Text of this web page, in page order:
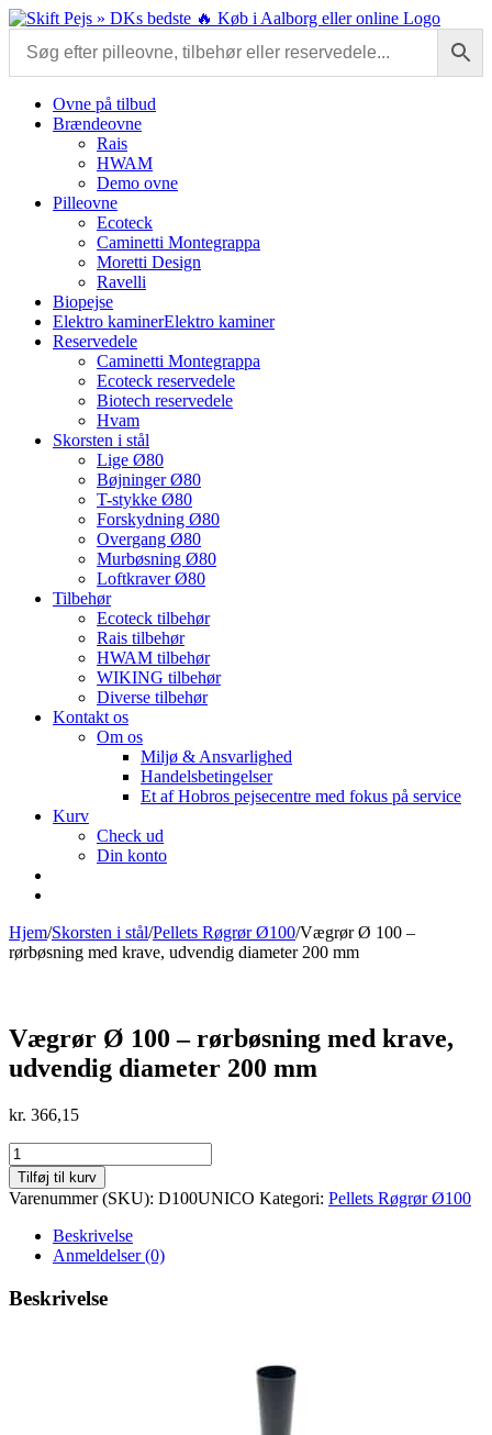
Skip
content
Ovne på tilbud
Brændeovne
Rais
HWAM
Demo ovne
Pilleovne
Ecoteck
Caminetti Montegrappa
Moretti Design
Ravelli
Biopejse
Elektro kaminerElektro kaminer
Reservedele
Caminetti Montegrappa
Ecoteck reservedele
Biotech reservedele
Hvam
Skorsten i stål
Lige Ø80
Bøjninger Ø80
T-stykke Ø80
Forskydning Ø80
Overgang Ø80
Murbøsning Ø80
Loftkraver Ø80
Tilbehør
Ecoteck tilbehør
Rais tilbehør
HWAM tilbehør
WIKING tilbehør
Diverse tilbehør
Kontakt os
Om os
Miljø & Ansvarlighed
Handelsbetingelser
Et af Hobros pejsecentre med fokus på service
Kurv
Check ud
Din konto
Hjem/Skorsten i stål/Pellets Røgrør Ø100/Vægrør Ø 100 –
rørbøsning med krave, udvendig diameter 200 mm
Vægrør Ø 100 – rørbøsning med krave,
udvendig diameter 200 mm
kr. 366,15
Vægrør
Ø
100
rørbøsning
med
udvendig
diameter
Tilføj til kurv
Varenummer (SKU): D100UNICO Kategori: Pellets Røgrør Ø100
Beskrivelse
Anmeldelser (0)
Beskrivelse